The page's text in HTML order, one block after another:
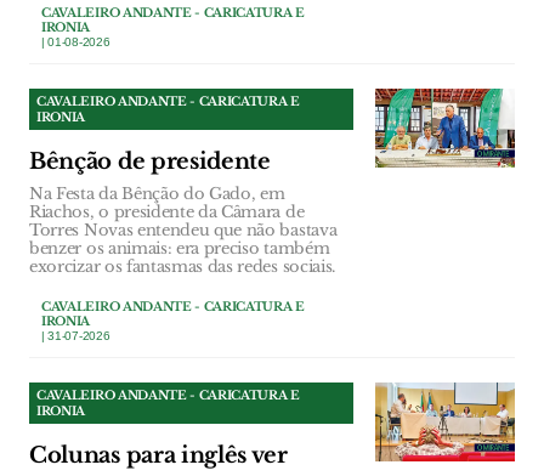
CAVALEIRO ANDANTE - CARICATURA E
IRONIA
| 01-08-2026
CAVALEIRO ANDANTE - CARICATURA E
IRONIA
Bênção de presidente
Na Festa da Bênção do Gado, em
Riachos, o presidente da Câmara de
Torres Novas entendeu que não bastava
benzer os animais: era preciso também
exorcizar os fantasmas das redes sociais.
CAVALEIRO ANDANTE - CARICATURA E
IRONIA
| 31-07-2026
CAVALEIRO ANDANTE - CARICATURA E
IRONIA
Colunas para inglês ver